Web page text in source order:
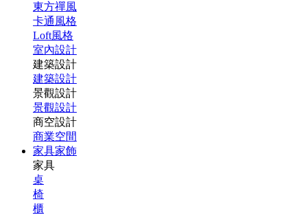
東方禪風
卡通風格
Loft風格
室內設計
建築設計
建築設計
景觀設計
景觀設計
商空設計
商業空間
家具家飾
家具
桌
椅
櫃